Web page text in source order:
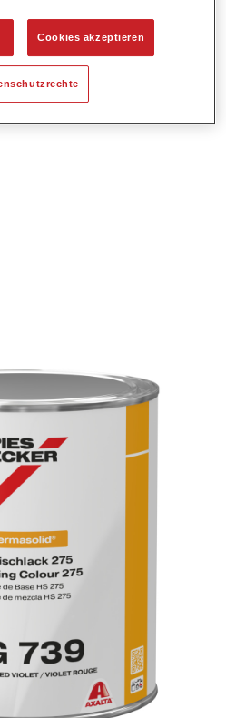
Decklackstand.
Cookies akzeptieren